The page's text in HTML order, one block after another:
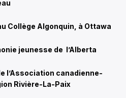
Collège Algonquin, à Ottawa
jeunesse de l’Alberta
l’Association canadienne-
Rivière-La-Paix